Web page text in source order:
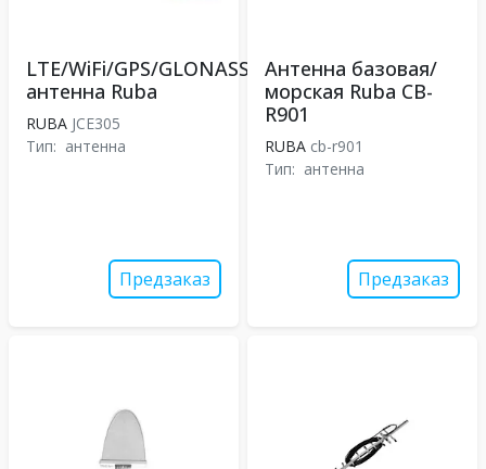
LTE/WiFi/GPS/GLONASS
антенна Ruba
RUBA JCE305
Тип: антенна
Предзаказ
Антенна базовая/
морская Ruba CB-
R901
RUBA cb-r901
Тип: антенна
Предзаказ